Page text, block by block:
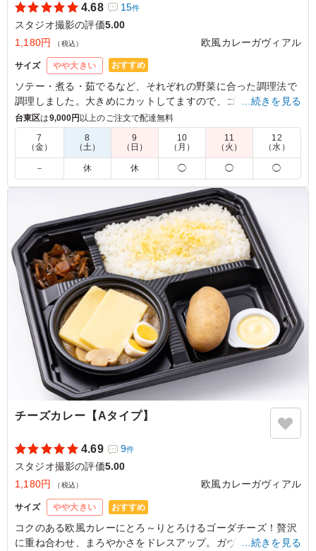
4.68 15件
スタジオ撮影の評価5.00
1,180円
（税込） 欧風カレーガヴィアル
サイズ やや大きい おすすめ
ソテー・煮る・茹でるなど、それぞれの野菜に合った調理法で
調理しました。大きめにカットしてますので、ゴロゴロした食
感をお楽しみいただけます。(季節によって野菜の内容は異なり
ます。)
大きくカットされた野菜は彩りが良く、非常に魅力的で人
気のメニューでした。丸ごと入ったジャガイモも箸休めに
ちょうど良く、大変満足しております。温かい状態でいた
だくことができればより一層良かったなぁと思いました。
ご利用シーン：ロケ・撮影›スタジオ撮影
東京都墨田区本所2025/12/19
…続きを見る
台東区は9,000円以上のご注文で配達無料
7
（金）
8
（土）
9
（日）
10
（月）
11
（火）
12
（水）
－ 休 休 ◯ ◯ ◯
チーズカレー【Aタイプ】
4.69 9件
スタジオ撮影の評価5.00
1,180円
（税込） 欧風カレーガヴィアル
サイズ やや大きい おすすめ
コクのある欧風カレーにとろ～りとろけるゴーダチーズ！贅沢
に重ね合わせ、まろやかさをドレスアップ。ガヴィアル人気メ
…続きを見る